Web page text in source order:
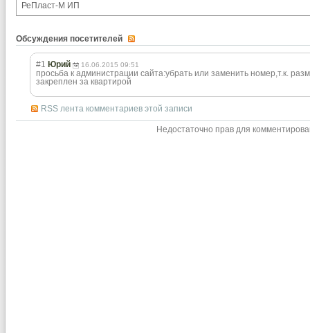
РеПласт-М ИП
Обсуждения посетителей
#1 Юрий 16.06.2015 09:51
просьба к администрации сайта:убрать или заменить номер,т.к.
закреплен за квартирой
RSS лента комментариев этой записи
Недостаточно прав для